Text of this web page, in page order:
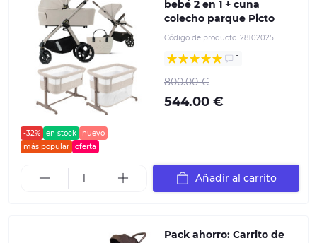
-32% en stock
nuevo
más popular
oferta
bebé 2 en 1 + сuna
colecho parque Picto
Código de producto: 28102025
1
800.00 €
544.00 €
Añadir al carrito
Pack ahorro: Carrito de